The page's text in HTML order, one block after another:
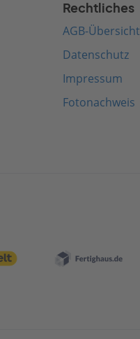
Rechtliches
AGB-Übersicht
Datenschutz
Impressum
Fotonachweis